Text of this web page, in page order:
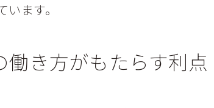
ます。
働き方がもたらす利点